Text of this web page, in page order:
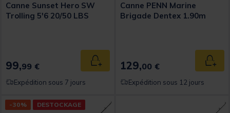
Canne Sunset Hero SW
Trolling 5'6 20/50 LBS
99,99 € Ajouter au panier
Expédition sous 7 jours
Canne PENN Marine
Brigade Dentex 1.90m
129,00 €
Expédition sous 12 jours
-30% DESTOCKAGE